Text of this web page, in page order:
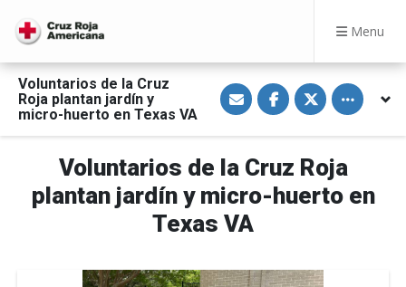
Menu
Voluntarios de la Cruz
Roja plantan jardín y
micro-huerto en Texas VA
S
h
a
e
i
a
E
m
a
i
S
h
a
e
n
F
a
c
S
h
a
e
n
T
w
i
Toggle
Voluntarios de la Cruz Roja
plantan jardín y micro-huerto en
Texas VA